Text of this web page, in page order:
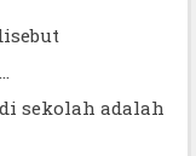
sekolah adalah